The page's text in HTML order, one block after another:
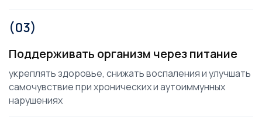
(03)
Поддерживать организм через питание
укреплять здоровье, снижать воспаления и улучшать
самочувствие при хронических и аутоиммунных
нарушениях